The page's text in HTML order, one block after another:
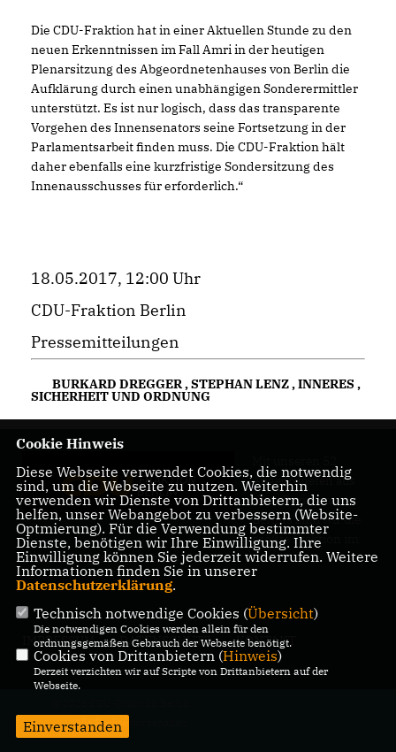
Die CDU-Fraktion hat in einer Aktuellen Stunde zu den
neuen Erkenntnissen im Fall Amri in der heutigen
Plenarsitzung des Abgeordnetenhauses von Berlin die
Aufklärung durch einen unabhängigen Sonderermittler
unterstützt. Es ist nur logisch, dass das transparente
Vorgehen des Innensenators seine Fortsetzung in der
Parlamentsarbeit finden muss. Die CDU-Fraktion hält
daher ebenfalls eine kurzfristige Sondersitzung des
Innenausschusses für erforderlich.“
18.05.2017, 12:00 Uhr
CDU-Fraktion Berlin
Pressemitteilungen
BURKARD DREGGER,STEPHAN LENZ,INNERES ,
SICHERHEIT UND ORDNUNG
Abgeordneten aus
allen Bezirken
Berlins sind wir die
größte Fraktion im
Berliner Abgeordnetenhaus.
IMPRESSUM DATENSCHUTZ KONTAKT
Alle Rechte vorbehalten.
Cookie Hinweis
Diese Webseite verwendet Cookies, die notwendig
sind, um die Webseite zu nutzen. Weiterhin
verwenden wir Dienste von Drittanbietern, die uns
helfen, unser Webangebot zu verbessern (Website-
Optmierung). Für die Verwendung bestimmter
Dienste, benötigen wir Ihre Einwilligung. Ihre
Einwilligung können Sie jederzeit widerrufen. Weitere
Informationen finden Sie in unserer
Datenschutzerklärung.
Technisch notwendige Cookies (Übersicht)
Die notwendigen Cookies werden allein für den
ordnungsgemäßen Gebrauch der Webseite benötigt.
Cookies von Drittanbietern (Hinweis)
Derzeit verzichten wir auf Scripte von Drittanbietern auf der
Webseite.
Einverstanden